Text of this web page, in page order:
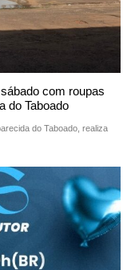
com roupas
do Taboado
do Taboado, realiza